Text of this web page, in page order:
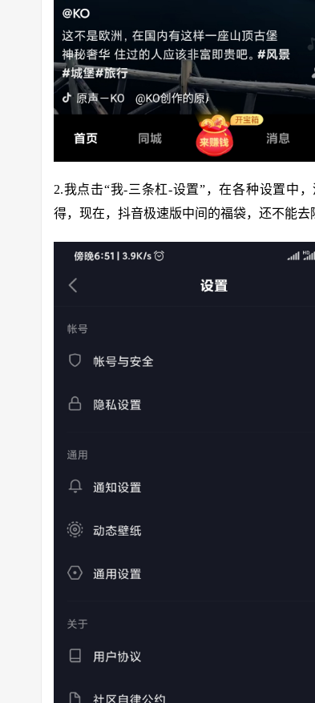
2.我点击“我-三条杠-设置”，在各种设置中
得，现在，抖音极速版中间的福袋，还不能去